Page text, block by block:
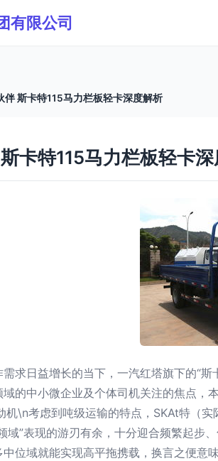
有限公司
伴 斯卡特115马力栏板轻卡深度解析
卡特115马力栏板轻卡
求日益增长的当下，一汽红塔旗下的“
的中小微企业及个体司机关注的焦点
\n考虑到吨级运输的特点，SKAt特（实
域”表现的游刃有余，十分迎合频繁起
位域就能实现高平拖携载，换言之便